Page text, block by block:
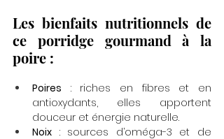
Les bienfaits nutritionnels de
ce porridge gourmand à la
poire :
Poires : riches en fibres et en
antioxydants, elles apportent
douceur et énergie naturelle.
Noix : sources d’oméga-3 et de